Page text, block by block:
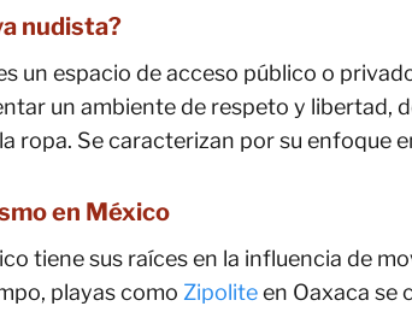
nudista?
un espacio de acceso público o
un ambiente de respeto y libertad,
ropa. Se caracterizan por su enfoque
en México
tiene sus raíces en la influencia de
playas como Zipoliteen Oaxaca se